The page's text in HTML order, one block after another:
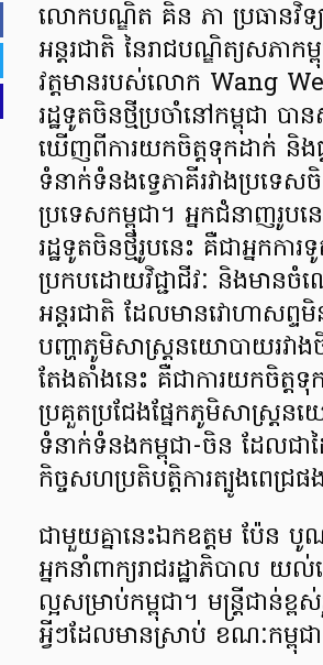
លោកបណ្ឌិត គិន ភា ប្រធានវិទ្
អន្តរជាតិ នៃរាជបណ្ឌិត្យសភា
វត្តមានរបស់លោក Wang
រដ្ឋទូតចិនថ្មីប្រចាំនៅកម្ពុជា​ បា
ឃើញពីការយកចិត្តទុកដាក់ និង
ទំនាក់ទំនងទ្វេភាគីរវាងប្រទេ
ប្រទេសកម្ពុជា។ អ្នកជំនាញរូបន
រដ្ឋទូតចិនថ្មីរូបនេះ គឺជាអ្នកការ
ប្រកបដោយវិជ្ជាជីវៈ និងមានចំ
អន្តរជាតិ ដែលមានវោហាសព្ទ
បញ្ហាភូមិសាស្រ្តនយោបាយរវាង
តែងតាំងនេះ គឺជាការយកចិត្ត
ប្រគួតប្រជែងផ្នែកភូមិសាស្រ្ត
ទំនាក់ទំនងកម្ពុជា-ចិន ដែលជា
កិច្ចសហប្រតិបត្តិការត្បូងពេជ្រ
ជាមួយគ្នានេះឯកឧត្តម ប៉ែន បូណ
អ្នកនាំពាក្យរាជរដ្ឋាភិបាល
ល្អសម្រាប់កម្ពុជា។ មន្រ្តីជាន់ខ្
អ្វីៗដែលមានស្រាប់ ខណៈកម្ពុ